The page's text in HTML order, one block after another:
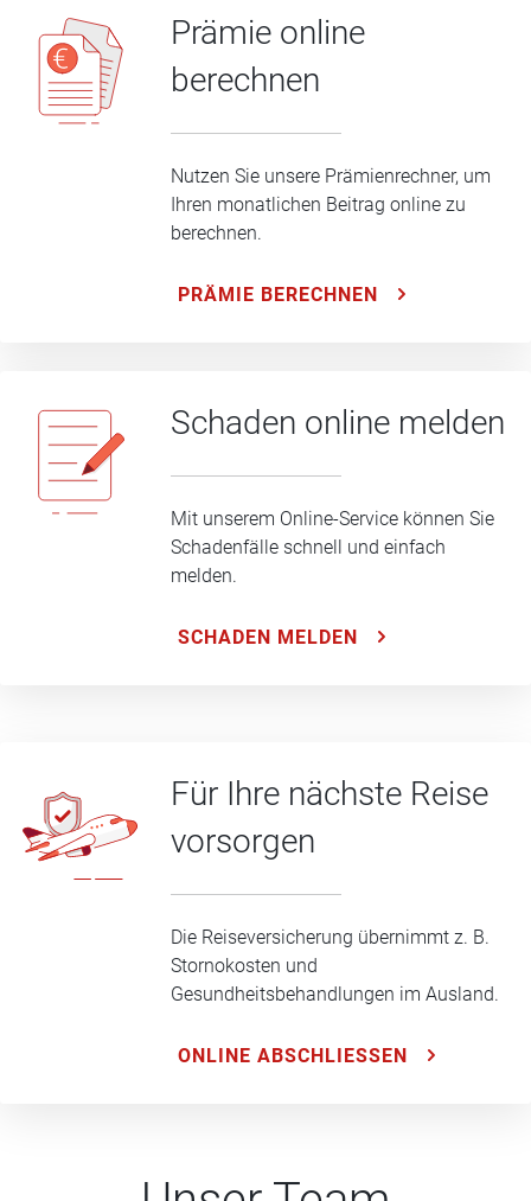
Prämie online
berechnen
Nutzen Sie unsere Prämienrechner, um
Ihren monatlichen Beitrag online zu
berechnen.
PRÄMIE BERECHNEN
Schaden online melden
Mit unserem Online-Service können Sie
Schadenfälle schnell und einfach
melden.
SCHADEN MELDEN
Für Ihre nächste Reise
vorsorgen
Die Reiseversicherung übernimmt z. B.
Stornokosten und
Gesundheitsbehandlungen im Ausland.
ONLINE ABSCHLIESSEN